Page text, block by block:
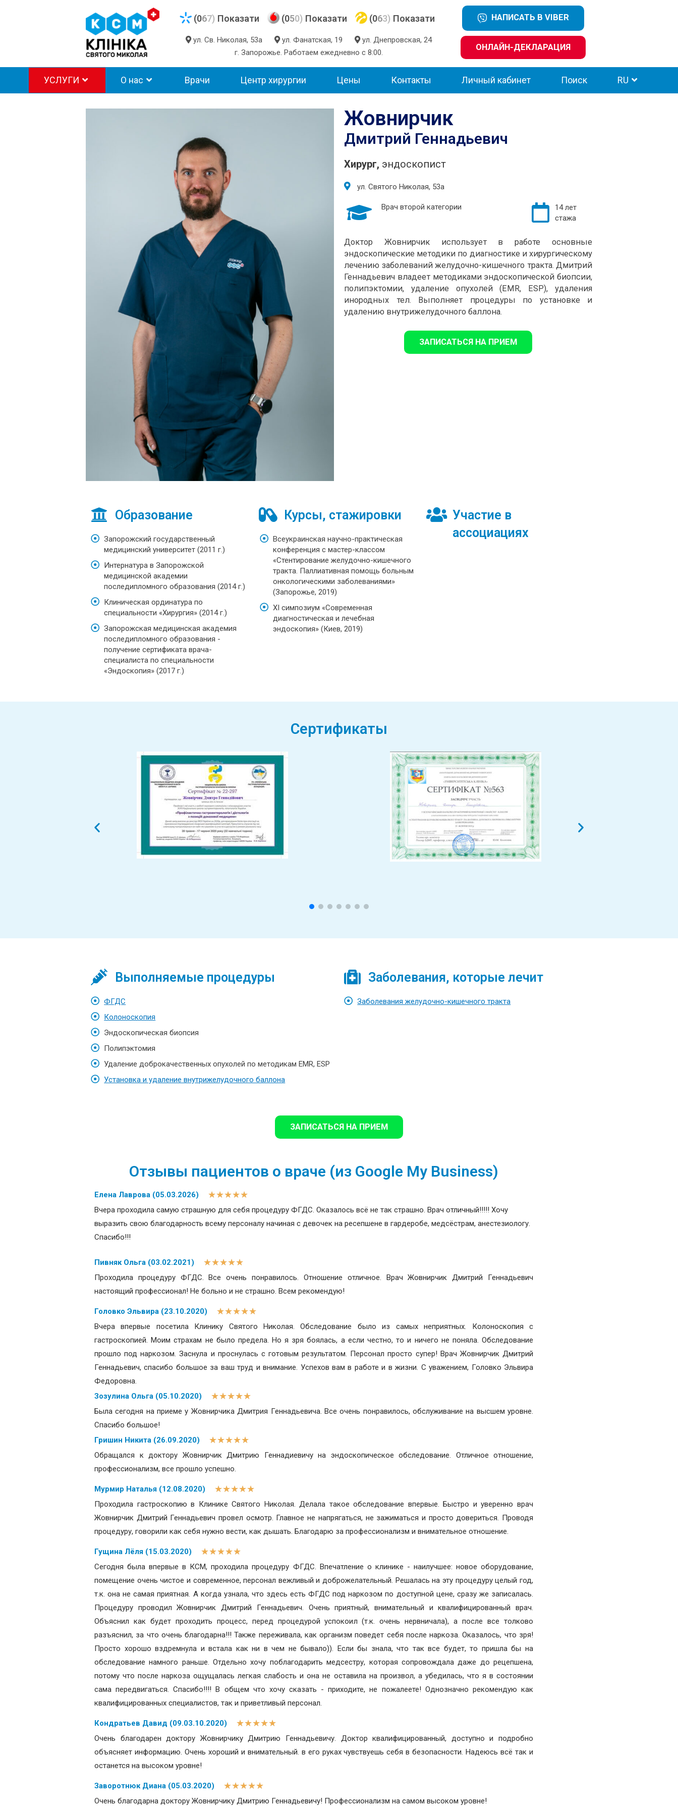
(067) Показати (050) Показати
ул. Св. Николая, 53а ул. Фанатская, 19
ул. Днепровская, 24
г. Запорожье. Работаем ежедневно с 8:00.
(063) Показати НАПИСАТЬ В VIBER
ОНЛАЙН-ДЕКЛАРАЦИЯ
УСЛУГИ О нас Врачи Центр хирургии Цены Контакты Личный кабинет Поиск RU
Жовнирчик
Дмитрий Геннадьевич
Хирург, эндоскопист
ул. Святого Николая, 53а
Врач второй категории
14 лет
стажа
Доктор Жовнирчик использует в работе основные
эндоскопические методики по диагностике и хирургическому
лечению заболеваний желудочно-кишечного тракта. Дмитрий
Геннадьевич владеет методиками эндоскопической биопсии,
полипэктомии, удаление опухолей (EMR, ESР), удаления
инородных тел. Выполняет процедуры по установке и
удалению внутрижелудочного баллона.
ЗАПИСАТЬСЯ НА ПРИЕМ
Образование
Запорожский государственный
медицинский университет (2011 г.)
Интернатура в Запорожской
медицинской академии
последипломного образования (2014 г.)
Клиническая ординатура по
специальности «Хирургия» (2014 г.)
Запорожская медицинская академия
последипломного образования -
получение сертификата врача-
специалиста по специальности
«Эндоскопия» (2017 г.)
Курсы, стажировки
Всеукраинская научно-практическая
конференция с мастер-классом
«Стентирование желудочно-кишечного
тракта. Паллиативная помощь больным
онкологическими заболеваниями»
(Запорожье, 2019)
XI симпозиум «Современная
диагностическая и лечебная
эндоскопия» (Киев, 2019)
Участие в
ассоциациях
Сертификаты
Выполняемые процедуры
ФГДС
Колоноскопия
Эндоскопическая биопсия
Полипэктомия
Удаление доброкачественных опухолей по методикам EMR, ESР
Установка и удаление внутрижелудочного баллона
Заболевания, которые лечит
Заболевания желудочно-кишечного тракта
ЗАПИСАТЬСЯ НА ПРИЕМ
Отзывы пациентов о враче (из Google My Business)
Елена Лаврова (05.03.2026) ★★★★★
Вчера проходила самую страшную для себя процедуру ФГДС. Оказалось всё не так страшно. Врач отличный!!!!! Хочу
выразить свою благодарность всему персоналу начиная с девочек на ресепшене в гардеробе, медсёстрам, анестезиологу.
Спасибо!!!
Пивняк Ольга (03.02.2021) ★★★★★
Проходила процедуру ФГДС. Все очень понравилось. Отношение отличное. Врач Жовнирчик Дмитрий Геннадьевич
настоящий профессионал! Не больно и не страшно. Всем рекомендую!
Головко Эльвира (23.10.2020) ★★★★★
Вчера впервые посетила Клинику Святого Николая. Обследование было из самых неприятных. Колоноскопия с
гастроскопией. Моим страхам не было предела. Но я зря боялась, а если честно, то и ничего не поняла. Обследование
прошло под наркозом. Заснула и проснулась с готовым результатом. Персонал просто супер! Врач Жовнирчик Дмитрий
Геннадьевич, спасибо большое за ваш труд и внимание. Успехов вам в работе и в жизни. С уважением, Головко Эльвира
Федоровна.
Зозулина Ольга (05.10.2020)
★★★★★
Была сегодня на приеме у Жовнирчика Дмитрия Геннадьевича. Все очень понравилось, обслуживание на высшем уровне.
Спасибо большое!
Гришин Никита (26.09.2020)
★★★★★
Обращался к доктору Жовнирчик Дмитрию Геннадиевичу на эндоскопическое обследование. Отличное отношение,
профессионализм, все прошло успешно.
Мурмир Наталья (12.08.2020) ★★★★★
Проходила гастроскопию в Клинике Святого Николая. Делала такое обследование впервые. Быстро и уверенно врач
Жовнирчик Дмитрий Геннадьевич провел осмотр. Главное не напрягаться, не зажиматься и просто довериться. Проводя
процедуру, говорили как себя нужно вести, как дышать. Благодарю за профессионализм и внимательное отношение.
Гущина Лёля (15.03.2020) ★★★★★
Сегодня была впервые в КСМ, проходила процедуру ФГДС. Впечатление о клинике - наилучшее: новое оборудование,
помещение очень чистое и современное, персонал вежливый и доброжелательный. Решалась на эту процедуру целый год,
т.к. она не самая приятная. А когда узнала, что здесь есть ФГДС под наркозом по доступной цене, сразу же записалась.
Процедуру проводил Жовнирчик Дмитрий Геннадьевич. Очень приятный, внимательный и квалифицированный врач.
Объяснил как будет проходить процесс, перед процедурой успокоил (т.к. очень нервничала), а после все толково
разъяснил, за что очень благодарна!!! Также переживала, как организм поведет себя после наркоза. Оказалось, что зря!
Просто хорошо вздремнула и встала как ни в чем не бывало)). Если бы знала, что так все будет, то пришла бы на
обследование намного раньше. Отдельно хочу поблагодарить медсестру, которая сопровождала даже до рецепшена,
потому что после наркоза ощущалась легкая слабость и она не оставила на произвол, а убедилась, что я в состоянии
сама передвигаться. Спасибо!!!! В общем что хочу сказать - приходите, не пожалеете! Однозначно рекомендую как
квалифицированных специалистов, так и приветливый персонал.
Кондратьев Давид (09.03.10.2020) ★★★★★
Очень благодарен доктору Жовнирчику Дмитрию Геннадьевичу. Доктор квалифицированный, доступно и подробно
объясняет информацию. Очень хороший и внимательный. в его руках чувствуешь себя в безопасности. Надеюсь всё так и
останется на высоком уровне!
Заворотнюк Диана (05.03.2020) ★★★★★
Очень благодарна доктору Жовнирчику Дмитрию Геннадьевичу! Профессионализм на самом высоком уровне!